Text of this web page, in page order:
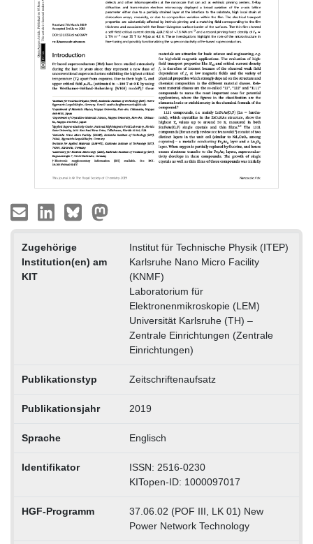
Zugehörige
Institution(en) am
KIT
Institut für Technische Physik (ITEP)
Karlsruhe Nano Micro Facility
(KNMF)
Laboratorium für
Elektronenmikroskopie (LEM)
Universität Karlsruhe (TH) –
Zentrale Einrichtungen (Zentrale
Einrichtungen)
Publikationstyp Zeitschriftenaufsatz
Publikationsjahr 2019
Sprache Englisch
Identifikator
ISSN: 2516-0230
KITopen-ID: 1000097017
HGF-Programm
37.06.02 (POF III, LK 01) New
Power Network Technology